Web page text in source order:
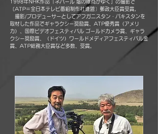
1998年NHK作品「ネパール 塩の隊商がゆく」の撮影で
〔ATP＝全日本テレビ番組制作社連盟〕郵政大臣賞受賞。
撮影/プロデューサーとしてアフガニスタン・パキスタンを
取材した作品でギャラクシー奨励賞、ATP優秀賞（アメリ
カ）、
国際ビデオフェスティバル ゴールドカメラ賞、ギャラ
クシー奨励賞、（ドイツ）ワールドメディアフェスティバル金
賞、 ATP総務大臣賞など多数、受賞。